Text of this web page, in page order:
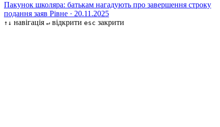
Пакунок школяра: батькам нагадують про завершення строку
подання заяв Рівне · 20.11.2025
↑↓ навігація ↵ відкрити esc закрити